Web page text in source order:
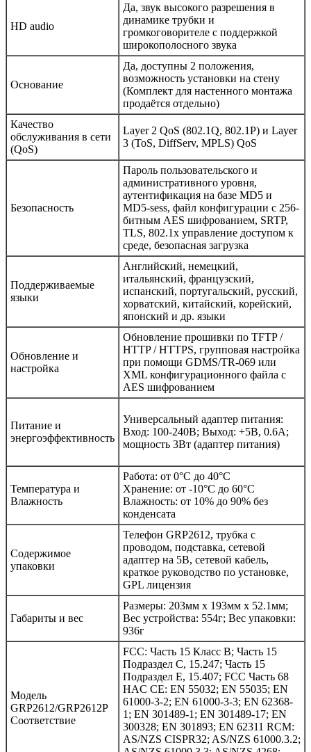
HD audio
Да, звук высокого разрешения в
динамике трубки и
громкоговорителе с поддержкой
широкополосного звука
Основание
Да, доступны 2 положения,
возможность установки на стену
(Комплект для настенного монтажа
продаётся отдельно)
Качество
обслуживания в сети
(QoS)
Layer 2 QoS (802.1Q, 802.1P) и Layer
3 (ToS, DiffServ, MPLS) QoS
Безопасность
Пароль пользовательского и
административного уровня,
аутентификация на базе MD5 и
MD5-sess, файл конфигурации с 256-
битным AES шифрованием, SRTP,
TLS, 802.1x управление доступом к
среде, безопасная загрузка
Поддерживаемые
языки
Английский, немецкий,
итальянский, французский,
испанский, португальский, русский,
хорватский, китайский, корейский,
японский и др. языки
Обновление и
настройка
Обновление прошивки по TFTP /
HTTP / HTTPS, групповая настройка
при помощи GDMS/TR-069 или
XML конфигурационного файла с
AES шифрованием
Питание и
энергоэффективность
Универсальный адаптер питания:
Вход: 100-240В; Выход: +5В, 0.6A;
мощность 3Вт (адаптер питания)
Температура и
Влажность
Работа: от 0°C до 40°C
Хранение: от -10°C до 60°C
Влажность: от 10% до 90% без
конденсата
Содержимое
упаковки
Телефон GRP2612, трубка с
проводом, подставка, сетевой
адаптер на 5В, сетевой кабель,
краткое руководство по установке,
GPL лицензия
Габариты и вес
Размеры: 203мм x 193мм x 52.1мм;
Вес устройства: 554г; Вес упаковки:
936г
Модель
GRP2612/GRP2612P
Соответствие
FCC: Часть 15 Класс B; Часть 15
Подраздел C, 15.247; Часть 15
Подраздел E, 15.407; FCC Часть 68
HAC CE: EN 55032; EN 55035; EN
61000-3-2; EN 61000-3-3; EN 62368-
1; EN 301489-1; EN 301489-17; EN
300328; EN 301893; EN 62311 RCM:
AS/NZS CISPR32; AS/NZS 61000.3.2;